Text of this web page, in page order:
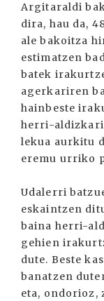
Argitaraldi
dira, hau da,
ale bakoitza
estimatzen
batek
agerkariren
hainbeste
herri-
lekua aurkitu
eremu urriko
Udalerri
eskaintzen
baina herri-
gehien
dute. Beste
banatzen
eta, ondorioz,